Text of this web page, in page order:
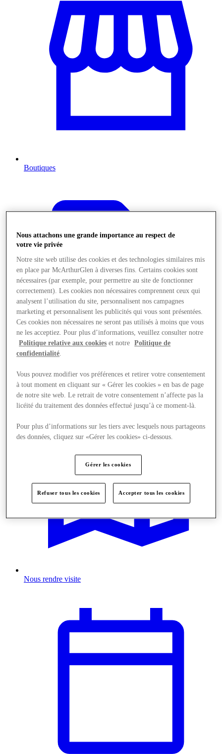
Boutiques
Offres
Nous rendre visite
Nous attachons une grande importance au respect de
votre vie privée
Notre site web utilise des cookies et des technologies similaires mis
en place par McArthurGlen à diverses fins. Certains cookies sont
nécessaires (par exemple, pour permettre au site de fonctionner
correctement). Les cookies non nécessaires comprennent ceux qui
analysent l’utilisation du site, personnalisent nos campagnes
marketing et personnalisent les publicités qui vous sont présentées.
Ces cookies non nécessaires ne seront pas utilisés à moins que vous
ne les acceptiez. Pour plus d’informations, veuillez consulter notre
Politique relative aux cookies et notre
Politique de
confidentialité.
Vous pouvez modifier vos préférences et retirer votre consentement
à tout moment en cliquant sur « Gérer les cookies » en bas de page
de notre site web. Le retrait de votre consentement n’affecte pas la
licéité du traitement des données effectué jusqu’à ce moment-là.
Pour plus d’informations sur les tiers avec lesquels nous partageons
des données, cliquez sur «Gérer les cookies» ci-dessous.
Gérer les cookies
Refuser tous les cookies Accepter tous les cookies